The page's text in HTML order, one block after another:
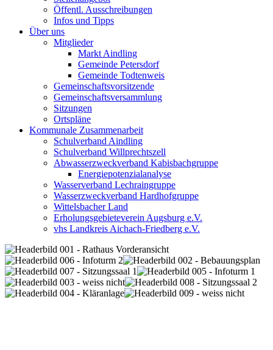
Öffentl. Ausschreibungen
Infos und Tipps
Über uns
Mitglieder
Markt Aindling
Gemeinde Petersdorf
Gemeinde Todtenweis
Gemeinschaftsvorsitzende
Gemeinschaftsversammlung
Sitzungen
Ortspläne
Kommunale Zusammenarbeit
Schulverband Aindling
Schulverband Willprechtszell
Abwasserzweckverband Kabisbachgruppe
Energiepotenzialanalyse
Wasserverband Lechraingruppe
Wasserzweckverband Hardhofgruppe
Wittelsbacher Land
Erholungsgebieteverein Augsburg e.V.
vhs Landkreis Aichach-Friedberg e.V.